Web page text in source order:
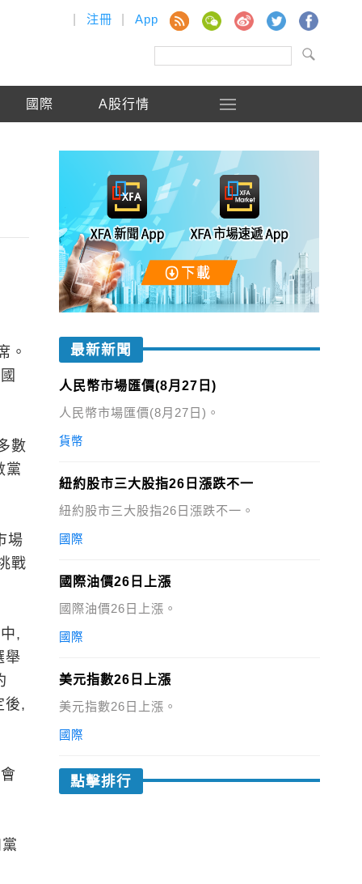
注冊 App
國際 A股行情
。
數
黨
場
戰
,
舉
後,
最新新聞
人民幣市場匯價(8月27日)
人民幣市場匯價(8月27日)。
貨幣
紐約股市三大股指26日漲跌不一
紐約股市三大股指26日漲跌不一。
國際
國際油價26日上漲
國際油價26日上漲。
國際
美元指數26日上漲
美元指數26日上漲。
國際
點擊排行